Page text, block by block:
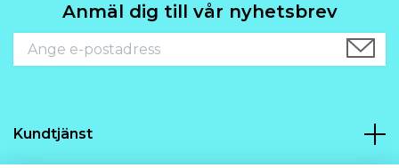
Anmäl dig till vår nyhetsbrev
Kundtjänst